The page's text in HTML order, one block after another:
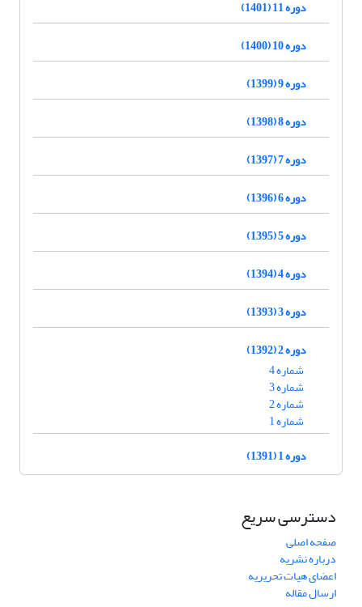
دوره 11 (1401)
دوره 10 (1400)
دوره 9 (1399)
دوره 8 (1398)
دوره 7 (1397)
دوره 6 (1396)
دوره 5 (1395)
دوره 4 (1394)
دوره 3 (1393)
دوره 2 (1392)
شماره 4
شماره 3
شماره 2
شماره 1
دوره 1 (1391)
دسترسی سریع
صفحه اصلی
درباره نشریه
اعضای هیات تحریریه
ارسال مقاله